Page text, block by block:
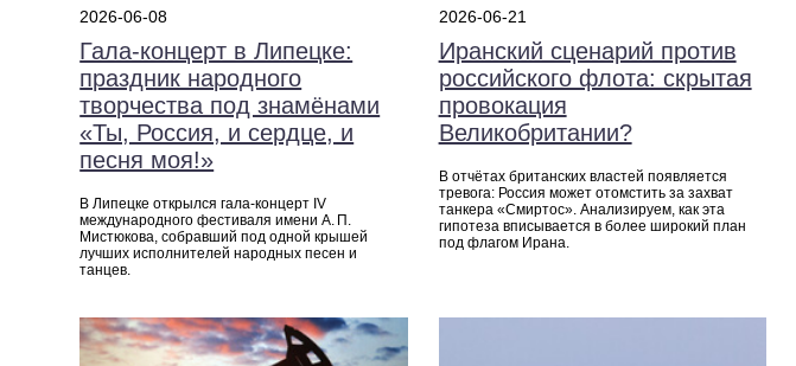
2026-06-08
Гала-концерт в Липецке:
праздник народного
творчества под знамёнами
«Ты, Россия, и сердце, и
песня моя!»
В Липецке открылся гала-концерт IV
международного фестиваля имени А. П.
Мистюкова, собравший под одной крышей
лучших исполнителей народных песен и
танцев.
2026-06-21
Иранский сценарий против
российского флота: скрытая
провокация
Великобритании?
В отчётах британских властей появляется
тревога: Россия может отомстить за захват
танкера «Смиртос». Анализируем, как эта
гипотеза вписывается в более широкий план
под флагом Ирана.